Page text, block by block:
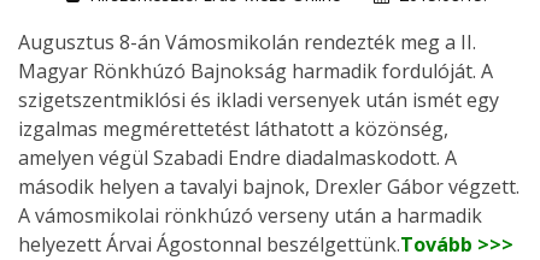
Augusztus 8-án Vámosmikolán rendezték meg a II.
Magyar Rönkhúzó Bajnokság harmadik fordulóját. A
szigetszentmiklósi és ikladi versenyek után ismét egy
izgalmas megmérettetést láthatott a közönség,
amelyen végül Szabadi Endre diadalmaskodott. A
második helyen a tavalyi bajnok, Drexler Gábor végzett.
A vámosmikolai rönkhúzó verseny után a harmadik
helyezett Árvai Ágostonnal beszélgettünk.Tovább >>>